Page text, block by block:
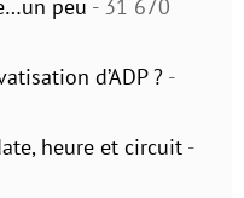
peu - 31 670
d’ADP ? -
heure et circuit -